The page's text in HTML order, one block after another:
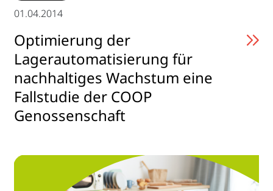
01.04.2014
Optimierung der
Lagerautomatisierung für
nachhaltiges Wachstum eine
Fallstudie der COOP
Genossenschaft